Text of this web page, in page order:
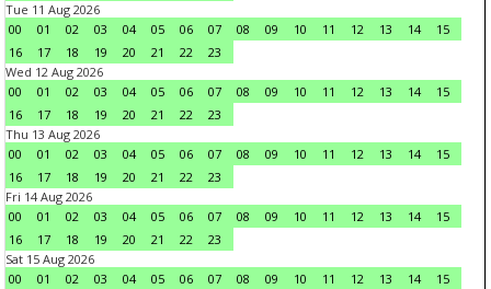
Tue 11 Aug 2026
00
01 02 03 04 05 06 07 08 09 10 11 12 13 14
15
16
17 18 19 20 21 22
23
Wed 12 Aug 2026
00
01 02 03 04 05 06 07 08 09 10 11 12 13 14
15
16
17 18 19 20 21 22
23
Thu 13 Aug 2026
00
01 02 03 04 05 06 07 08 09 10 11 12 13 14
15
16
17 18 19 20 21 22
23
Fri 14 Aug 2026
00
01 02 03 04 05 06 07 08 09 10 11 12 13 14
15
16
17 18 19 20 21 22
23
Sat 15 Aug 2026
00
01 02 03 04 05 06 07 08 09 10 11 12 13 14 15